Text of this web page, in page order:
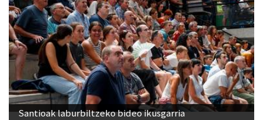
Santioak laburbiltzeko bideo ikusgarria